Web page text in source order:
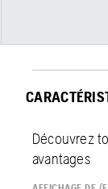
Découvrez
avantages